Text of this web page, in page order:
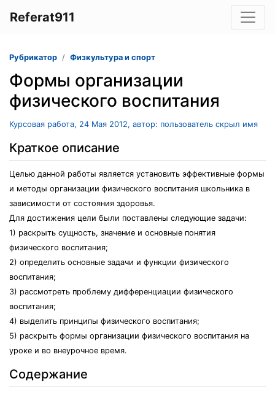
Referat911
Рубрикатор Физкультура и спорт
Формы организации
физического воспитания
Курсовая работа, 24 Мая 2012, автор: пользователь скрыл имя
Краткое описание
Целью данной работы является установить эффективные формы
и методы организации физического воспитания школьника в
зависимости от состояния здоровья.
Для достижения цели были поставлены следующие задачи:
1) раскрыть сущность, значение и основные понятия
физического воспитания;
2) определить основные задачи и функции физического
воспитания;
3) рассмотреть проблему дифференциации физического
воспитания;
4) выделить принципы физического воспитания;
5) раскрыть формы организации физического воспитания на
уроке и во внеурочное время.
Содержание